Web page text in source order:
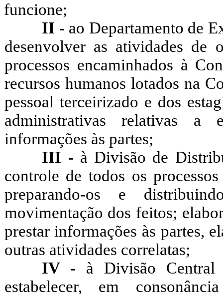
funcione;
II - ao Departamento de
desenvolver as atividades de
processos encaminhados à
recursos humanos lotados na
pessoal terceirizado e dos
administrativas relativas
informações às partes;
III - à Divisão de
controle de todos os
preparando-os e
movimentação dos feitos;
prestar informações às partes,
outras atividades correlatas;
IV - à Divisão Central
estabelecer, em